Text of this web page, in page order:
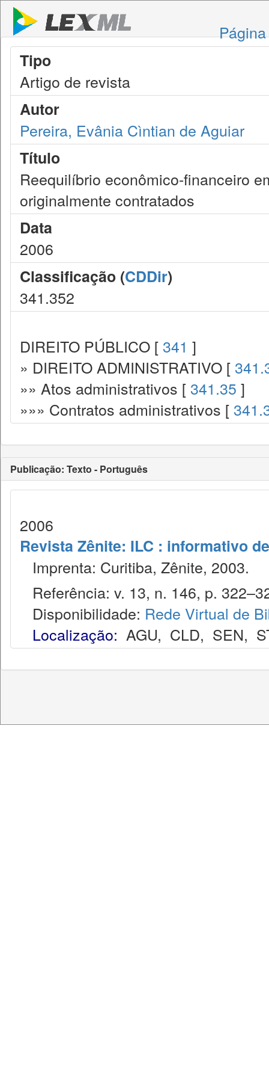
Tipo
Artigo de revista
Autor
Pereira, Evânia Cìntian de Aguiar
Título
Reequilíbrio econômico-financeiro
originalmente contratados
Data
2006
Classificação (CDDir)
341.352
DIREITO PÚBLICO [ 341 ]
» DIREITO ADMINISTRATIVO [
»» Atos administrativos [ 341.35 ]
»»» Contratos administrativos [
Publicação: Texto - Português
2006
Revista Zênite: ILC : informativo
Imprenta: Curitiba, Zênite, 2003.
Referência: v. 13, n. 146, p.
Disponibilidade: Rede Virtual de
Localização: AGU, CLD, SEN,